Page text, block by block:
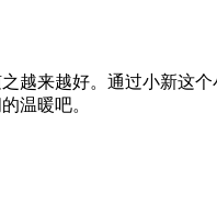
越来越好。通过小新这
温暖吧。